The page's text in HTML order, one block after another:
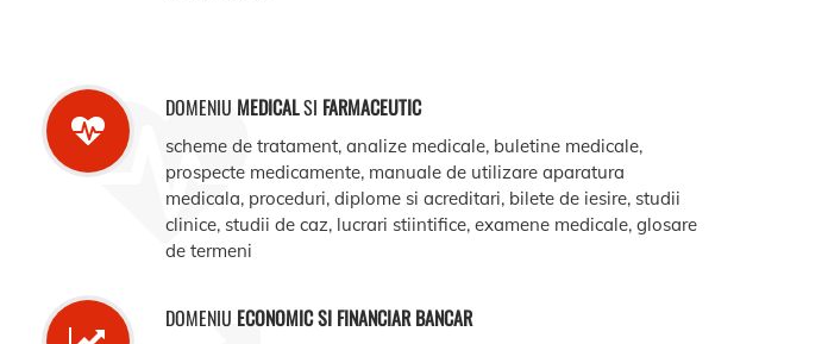
DOMENIU MEDICALSI FARMACEUTIC
scheme de tratament, analize medicale, buletine medicale,
prospecte medicamente, manuale de utilizare aparatura
medicala, proceduri, diplome si acreditari, bilete de iesire, studii
clinice, studii de caz, lucrari stiintifice, examene medicale, glosare
de termeni
DOMENIU ECONOMIC SI FINANCIAR BANCAR